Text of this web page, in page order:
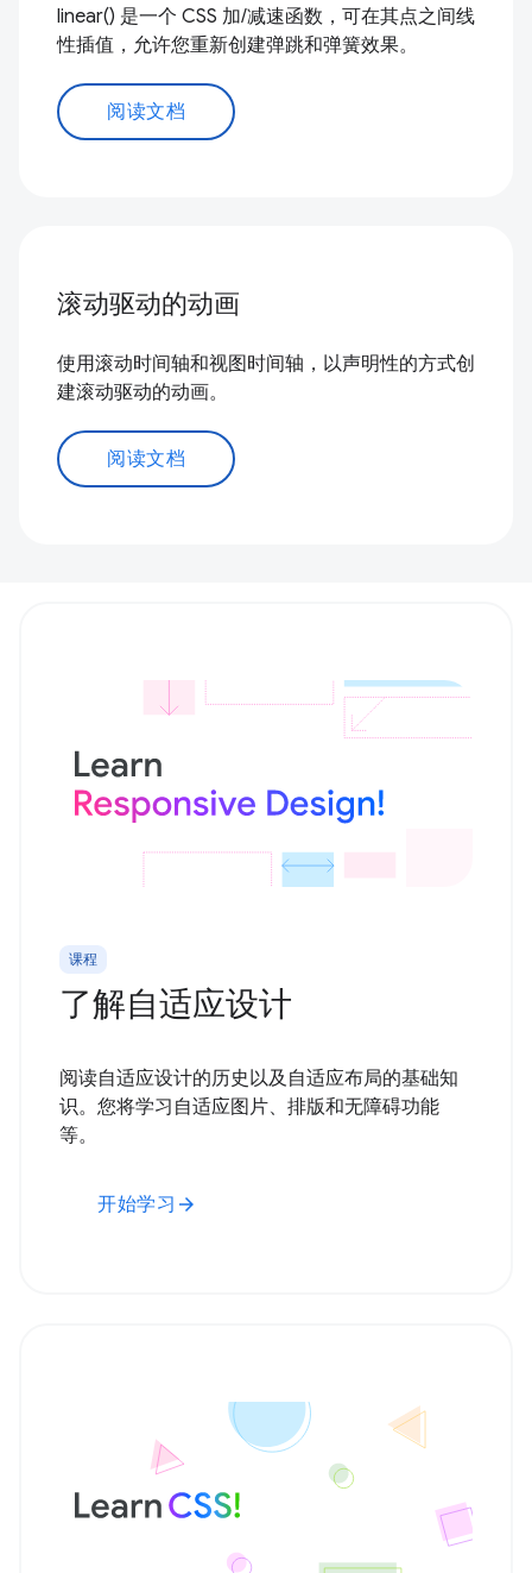
linear() 是一个 CSS 加/减速函数，可在其点之间线
性插值，允许您重新创建弹跳和弹簧效果。
阅读文档
滚动驱动的动画
使用滚动时间轴和视图时间轴，以声明性的方式创
建滚动驱动的动画。
阅读文档
课程
了解自适应设计
阅读自适应设计的历史以及自适应布局的基础知
识。您将学习自适应图片、排版和无障碍功能
等。
开始学习 arrow_forward